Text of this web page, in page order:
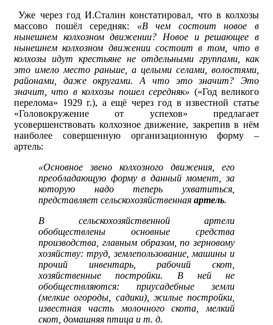
Уже через год И.Сталин констатировал, что в колхозы
массово пошёл середняк: «В чем состоит новое в
нынешнем колхозном движении? Новое и решающее в
нынешнем колхозном движении состоит в том, что в
колхозы идут крестьяне не отдельными группами, как
это имело место раньше, а целыми селами, волостями,
районами, даже округами. А что это значит? Это
значит, что в колхозы пошел середняк» («Год великого
перелома» 1929 г.), а ещё через год в известной статье
«Головокружение от успехов» предлагает
усовершенствовать колхозное движение, закрепив в нём
наиболее совершенную организационную форму –
артель:
«Основное звено колхозного движения, его
преобладающую форму в данный момент, за
которую надо теперь ухватиться,
представляет сельскохозяйственная артель.
В сельскохозяйственной артели
обобществлены основные средства
производства, главным образом, по зерновому
хозяйству: труд, землепользование, машины и
прочий инвентарь, рабочий скот,
хозяйственные постройки. В ней не
обобществляются: приусадебные земли
(мелкие огороды, садики), жилые постройки,
известная часть молочного скота, мелкий
скот, домашняя птица и т. д.